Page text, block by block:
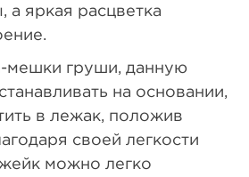
а яркая расцветка
мешки груши, данную
на основании,
в лежак, положив
своей легкости
можно легко